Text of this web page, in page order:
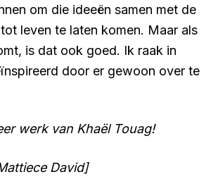
om die ideeën samen met de
leven te laten komen. Maar als
is dat ook goed. Ik raak in
door er gewoon over te
werk van Khaël Touag!
David]